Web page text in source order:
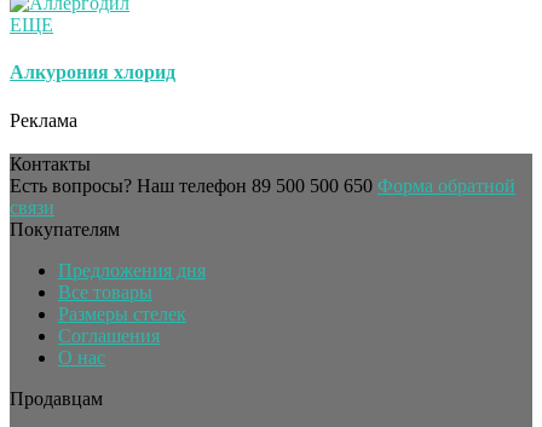
ЕЩЕ
Алкурония хлорид
Реклама
Контакты
Есть вопросы? Наш телефон 89 500 500 650 Форма обратной
связи
Покупателям
Предложения дня
Все товары
Размеры стелек
Соглашения
О нас
Продавцам